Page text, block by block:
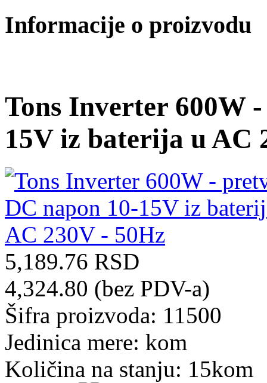
Informacije o proizvodu
Tons Inverter 600W
15V iz baterija u AC
5,189.76 RSD
4,324.80 (bez PDV-a)
Šifra proizvoda: 11500
Jedinica mere: kom
Količina na stanju: 15kom